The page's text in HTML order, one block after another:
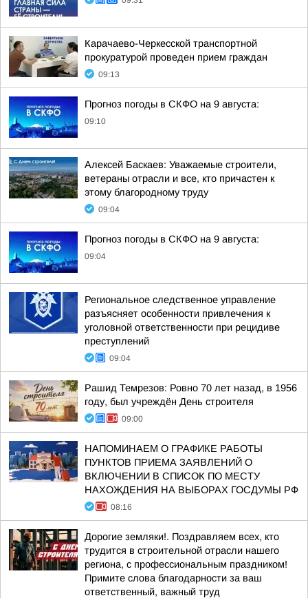
Карачаево-Черкесской транспортной
прокуратурой проведен прием граждан
09:13
Прогноз погоды в СКФО на 9 августа:
09:10
Алексей Баскаев: Уважаемые строители,
ветераны отрасли и все, кто причастен к
этому благородному труду
09:04
Прогноз погоды в СКФО на 9 августа:
09:04
Региональное следственное управление
разъясняет особенности привлечения к
уголовной ответственности при рецидиве
преступлений
09:04
Рашид Темрезов: Ровно 70 лет назад, в 1956
году, был учреждён День строителя
09:00
НАПОМИНАЕМ О ГРАФИКЕ РАБОТЫ
ПУНКТОВ ПРИЕМА ЗАЯВЛЕНИЙ О
ВКЛЮЧЕНИИ В СПИСОК ПО МЕСТУ
НАХОЖДЕНИЯ НА ВЫБОРАХ ГОСДУМЫ РФ
08:16
Дорогие земляки!. Поздравляем всех, кто
трудится в строительной отрасли нашего
региона, с профессиональным праздником!
Примите слова благодарности за ваш
ответственный, важный труд